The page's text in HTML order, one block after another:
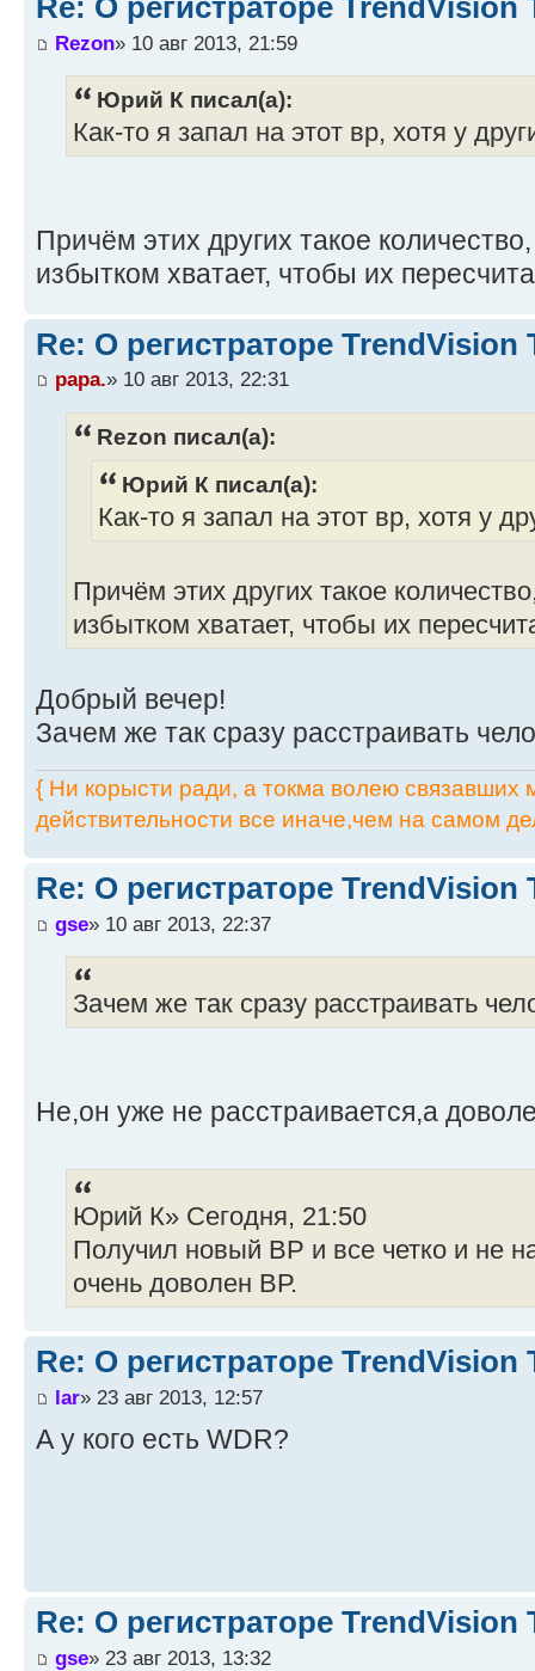
Re: О регистраторе TrendVision
Rezon» 10 авг 2013, 21:59
Юрий К писал(а):
Как-то я запал на этот вр, хотя у
Причём этих других такое
избытком хватает, чтобы их
Re: О регистраторе TrendVision
papa.» 10 авг 2013, 22:31
Rezon писал(а):
Юрий К писал(а):
Как-то я запал на этот вр, хотя у
Причём этих других такое
избытком хватает, чтобы их
Добрый вечер!
Зачем же так сразу расстраивать
{ Ни корысти ради, а токма волею связавших
действительности все иначе,чем на самом
Re: О регистраторе TrendVision
gse» 10 авг 2013, 22:37
Зачем же так сразу расстраивать
Не,он уже не расстраивается,а
Юрий К» Сегодня, 21:50
Получил новый ВР и все четко и не
очень доволен ВР.
Re: О регистраторе TrendVision
lar» 23 авг 2013, 12:57
А у кого есть WDR?
Re: О регистраторе TrendVision
gse» 23 авг 2013, 13:32